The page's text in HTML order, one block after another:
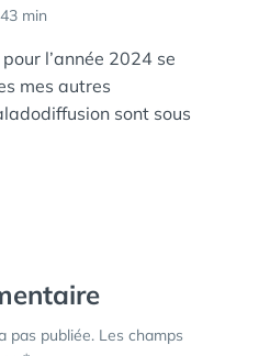
min
l’année 2024 se
mes autres
sont sous
pas publiée. Les champs